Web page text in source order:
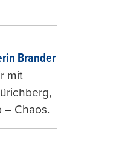
Brander
mit
Chaos.